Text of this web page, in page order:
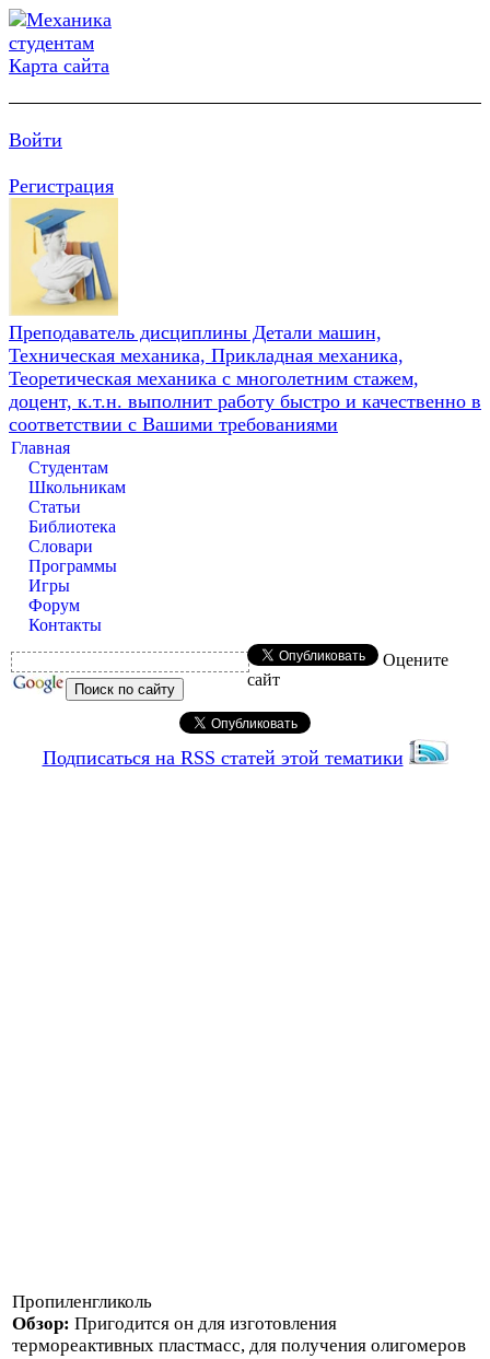
Карта сайта
Войти
Регистрация
Преподаватель дисциплины Детали машин,
Техническая механика, Прикладная механика,
Теоретическая механика с многолетним стажем,
доцент, к.т.н. выполнит работу быстро и качественно в
соответствии с Вашими требованиями
Главная
Студентам
Школьникам
Статьи
Библиотека
Словари
Программы
Игры
Форум
Контакты
Оцените
сайт
Подписаться на RSS статей этой тематики
Пропиленгликоль
Обзор: Пригодится он для изготовления
термореактивных пластмасс, для получения олигомеров